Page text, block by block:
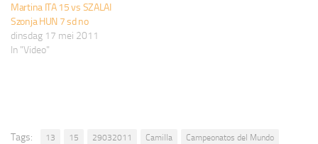
Martina ITA 15 vs SZALAI
Szonja HUN 7 sd no
dinsdag 17 mei 2011
In "Video"
Tags: 13 15 29032011 Camilla
Campeonatos del Mundo